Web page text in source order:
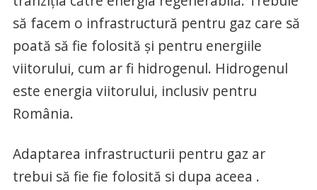
să facem o infrastructură pentru gaz care să
poată să fie folosită şi pentru energiile
viitorului, cum ar fi hidrogenul. Hidrogenul
este energia viitorului, inclusiv pentru
România.
Adaptarea infrastructurii pentru gaz ar
trebui să fie fie folosită si dupa aceea .